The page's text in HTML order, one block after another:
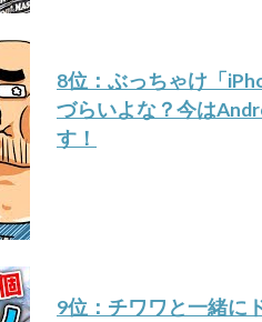
8位：ぶっちゃけ「
づらいよな？今は
す！
9位：チワワと一緒に